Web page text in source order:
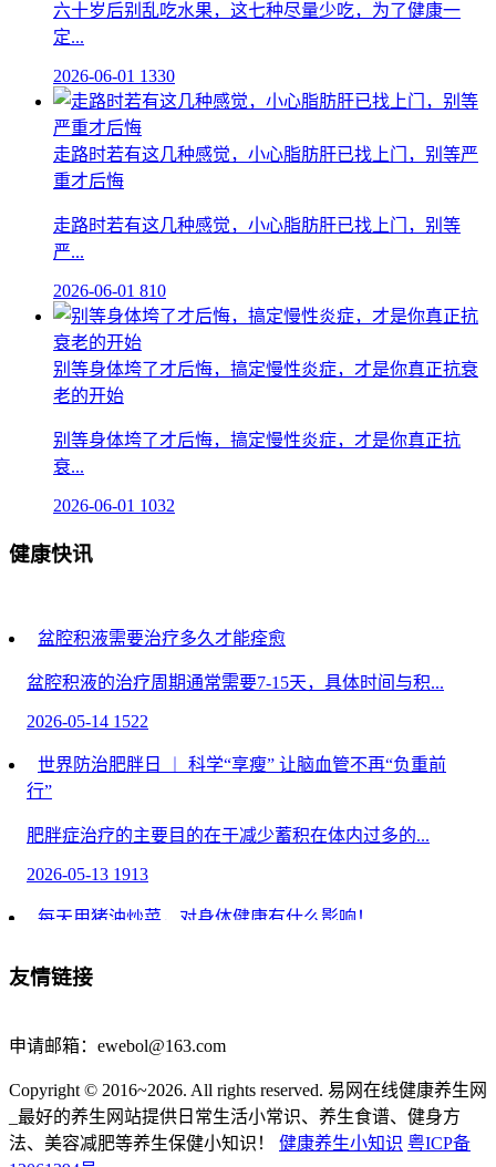
六十岁后别乱吃水果，这七种尽量少吃，为了健康一
定...
2026-06-01 1330
走路时若有这几种感觉，小心脂肪肝已找上门，别等严
重才后悔
走路时若有这几种感觉，小心脂肪肝已找上门，别等
严...
2026-06-01 810
别等身体垮了才后悔，搞定慢性炎症，才是你真正抗衰
老的开始
别等身体垮了才后悔，搞定慢性炎症，才是你真正抗
衰...
2026-06-01 1032
健康快讯
盆腔积液需要治疗多久才能痊愈
盆腔积液的治疗周期通常需要7-15天，具体时间与积...
2026-05-14 1522
世界防治肥胖日 ︱ 科学“享瘦” 让脑血管不再“负重前
行”
肥胖症治疗的主要目的在于减少蓄积在体内过多的...
2026-05-13 1913
每天用猪油炒菜，对身体健康有什么影响！
每天用猪油炒菜，对身体健康有什么影响！ 发布时间：
20...
今天，由国家儿童肿瘤监测中心编制的《国家儿童肿...
2026-04-26 956
友情链接
申请邮箱：ewebol@163.com
Copyright © 2016~2026. All rights reserved. 易网在线健康养生网
_最好的养生网站提供日常生活小常识、养生食谱、健身方
法、美容减肥等养生保健小知识！ 健康养生小知识 粤ICP备